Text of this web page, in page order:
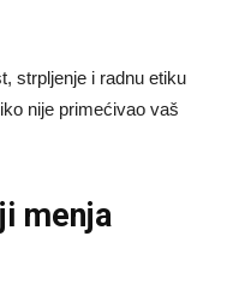
strpljenje i radnu etiku
nije primećivao vaš
menja